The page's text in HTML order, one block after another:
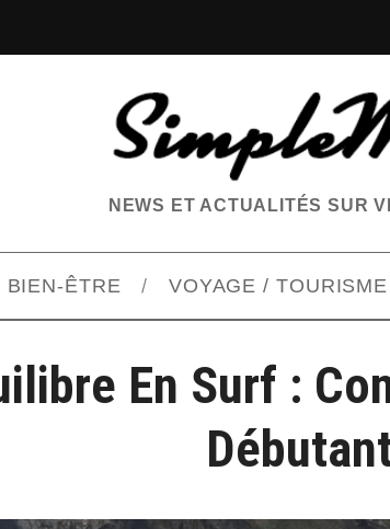
NEWS ET ACTUALITÉS SUR
BIEN-ÊTRE VOYAGE / TOURISME
En Surf :